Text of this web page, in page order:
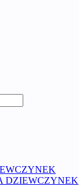
DZIEWCZYNEK